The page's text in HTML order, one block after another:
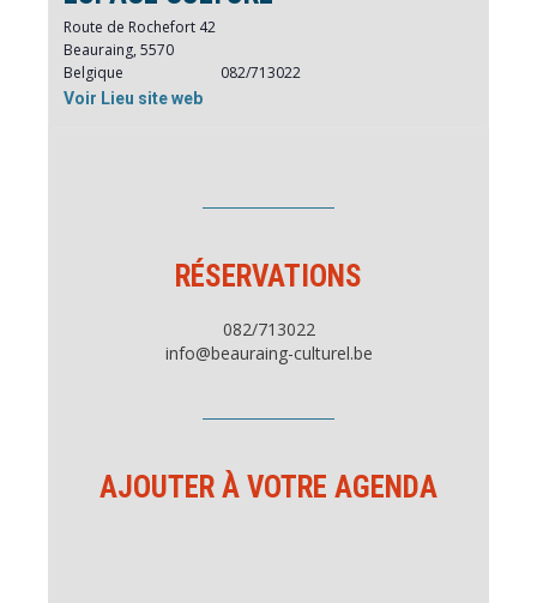
Route de Rochefort 42
Beauraing, 5570
Belgique
082/713022
Voir Lieu site web
RÉSERVATIONS
082/713022
info@beauraing-culturel.be
AJOUTER À VOTRE AGENDA